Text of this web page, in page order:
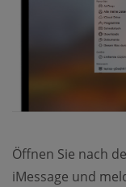
Öffnen Sie nach
iMessage und